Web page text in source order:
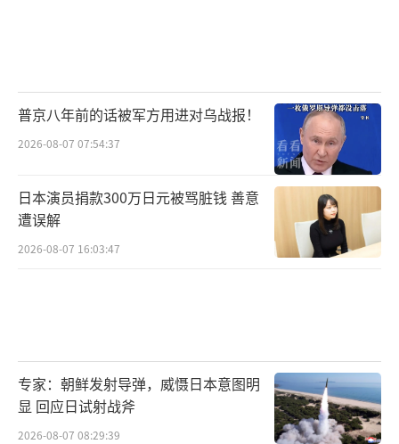
普京八年前的话被军方用进对乌战报！
2026-08-07 07:54:37
日本演员捐款300万日元被骂脏钱 善意
遭误解
2026-08-07 16:03:47
专家：朝鲜发射导弹，威慑日本意图明
显 回应日试射战斧
2026-08-07 08:29:39